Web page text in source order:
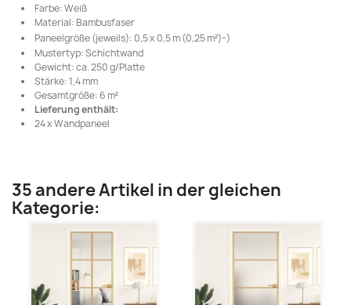
Farbe: Weiß
Material: Bambusfaser
Paneelgröße (jeweils): 0,5 x 0,5 m (0,25 m²)-)
Mustertyp: Schichtwand
Gewicht: ca. 250 g/Platte
Stärke: 1,4 mm
Gesamtgröße: 6 m²
Lieferung enthält:
24 x Wandpaneel
35 andere Artikel in der gleichen
Kategorie: